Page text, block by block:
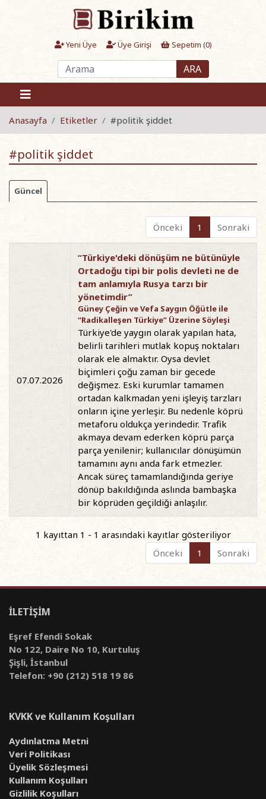
Yeni Üye Üye Girişi Sepetim (0)
ARA
Anasayfa Etiketler #politik şiddet
#politik şiddet
Güncel
Önceki 1 Sonraki
07.07.2026
“Türkiye'deki dönüşüm ne bütünüyle
Ortadoğu tipi bir polis devleti ne de
tam anlamıyla Rusya tarzı bir
yönetimdir”
Güney Çeğin ve Vefa Saygın Öğütle ile
“Radikalleşen Türkiye” Üzerine Söyleşi
Türkiye'de yaygın olarak yapılan hata,
belirli tarihleri mutlak kopuş noktaları
olarak ele almaktır. Oysa devlet
biçimleri çoğu zaman bir gecede
değişmez. Eski kurumlar tamamen
ortadan kalkmadan yeni işleyiş tarzları
onların içine yerleşir. Bu nedenle köprü
metaforu oldukça yerindedir. Trafik
akmaya devam ederken köprü parça
parça yenilenir; kullanıcılar dönüşümün
tamamını aynı anda fark etmezler.
Ancak süreç tamamlandığında geriye
dönüp bakıldığında aslında bambaşka
bir köprüden geçildiği anlaşılır.
1 kayıttan 1 - 1 arasındaki kayıtlar gösteriliyor
Önceki
1 Sonraki
İLETİŞİM
Eşref Efendi Sokak
No 122, Daire No 10, Kurtuluş
Şişli, İstanbul
Telefon: +90 (212) 518 19 86
KVKK ve Kullanım Koşulları
Aydınlatma Metni
Veri Politikası
Üyelik Sözleşmesi
Kullanım Koşulları
Gizlilik Koşulları